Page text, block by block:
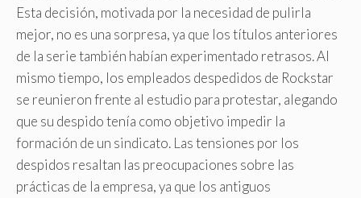
Esta decisión, motivada por la necesidad de pulirla
mejor, no es una sorpresa, ya que los títulos anteriores
de la serie también habían experimentado retrasos. Al
mismo tiempo, los empleados despedidos de Rockstar
se reunieron frente al estudio para protestar, alegando
que su despido tenía como objetivo impedir la
formación de un sindicato. Las tensiones por los
despidos resaltan las preocupaciones sobre las
prácticas de la empresa, ya que los antiguos